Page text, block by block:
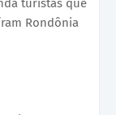
turistas que
Rondônia